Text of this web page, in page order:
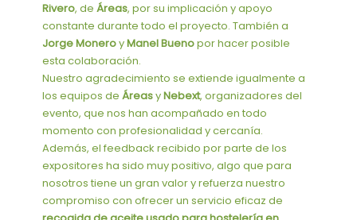
Rivero, de Áreas, por su implicación y apoyo
constante durante todo el proyecto. También a
Jorge MoneroyManel Buenopor hacer posible
esta colaboración.
Nuestro agradecimiento se extiende igualmente a
los equipos de ÁreasyNebext, organizadores del
evento, que nos han acompañado en todo
momento con profesionalidad y cercanía.
Además, el feedback recibido por parte de los
expositores ha sido muy positivo, algo que para
nosotros tiene un gran valor y refuerza nuestro
compromiso con ofrecer un servicio eficaz de